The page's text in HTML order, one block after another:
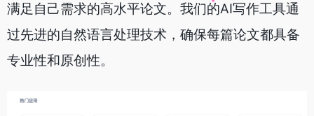
满足自己需求的高水平论文。我们的AI写作工具通
过先进的自然语言处理技术，确保每篇论文都具备
专业性和原创性。